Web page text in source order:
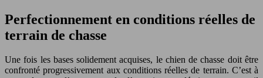
Perfectionnement en conditions réelles de
terrain de chasse
Une fois les bases solidement acquises, le chien de chasse doit être
confronté progressivement aux conditions réelles de terrain. C’est à